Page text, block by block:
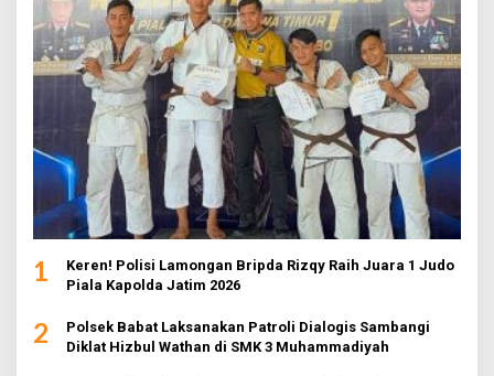
1
Keren! Polisi Lamongan Bripda Rizqy Raih Juara 1 Judo
Piala Kapolda Jatim 2026
2
Polsek Babat Laksanakan Patroli Dialogis Sambangi
Diklat Hizbul Wathan di SMK 3 Muhammadiyah